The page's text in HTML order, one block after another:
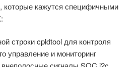
которые кажутся специфичными
строки cpldtool для контроля
управление и мониторинг